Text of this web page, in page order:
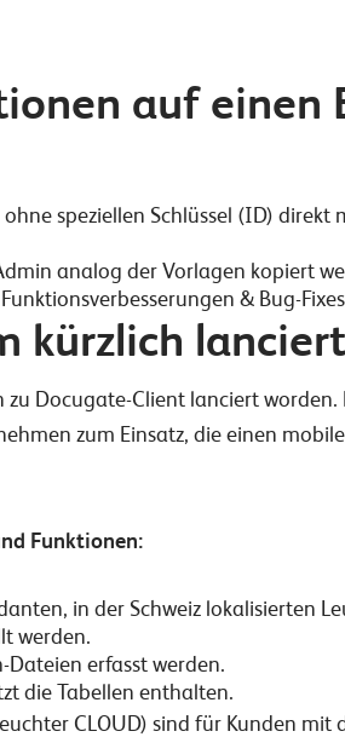
auf einen
speziellen Schlüssel (ID)
analog der Vorlagen kopiert
& Bug-
kürzlich
zu Docugate-Client lanciert
zum Einsatz, die einen
Funktionen:
in der Schweiz lokalisierten
werden.
erfasst werden.
die Tabellen enthalten.
CLOUD) sind für Kunden mit